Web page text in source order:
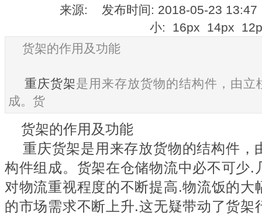
来源: 发布时间: 2018-05-23
小: 16px 14px
货架的作用及功能
重庆货架是用来存放货物的结构件，由
成。货
货架的作用及功能
重庆货架是用来存放货物的结构件，
构件组成。货架在仓储物流中必不可少.
对物流重视程度的不断提高.物流饭的大
的市场需求不断上升.这无疑带动了货架